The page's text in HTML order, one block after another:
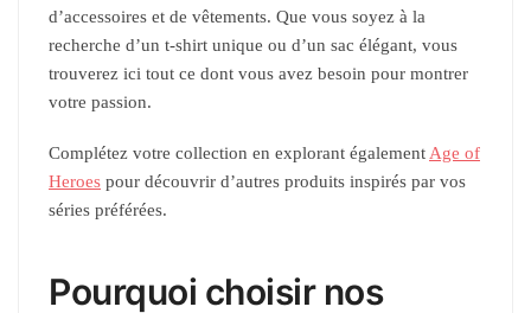
d’accessoires et de vêtements. Que vous soyez à la
recherche d’un t-shirt unique ou d’un sac élégant, vous
trouverez ici tout ce dont vous avez besoin pour montrer
votre passion.
Complétez votre collection en explorant également Age of
Heroes pour découvrir d’autres produits inspirés par vos
séries préférées.
Pourquoi choisir nos